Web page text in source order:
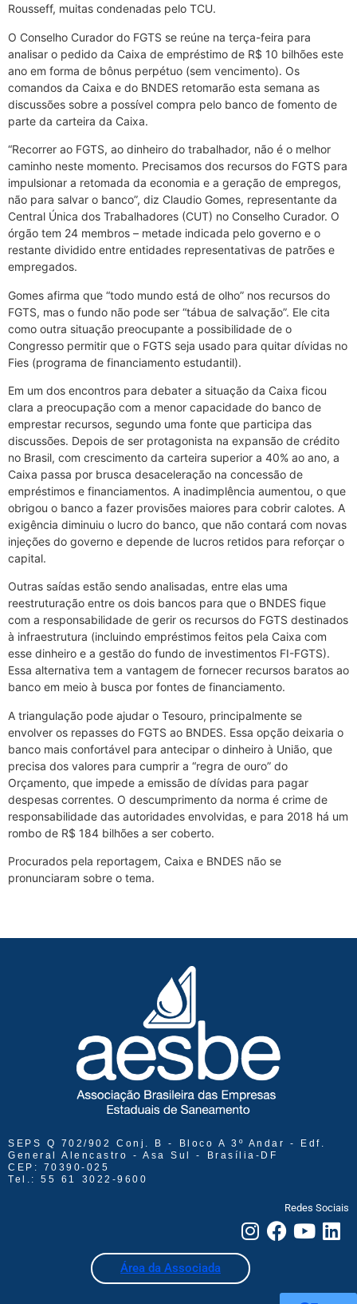
Rousseff, muitas condenadas pelo TCU.
O Conselho Curador do FGTS se reúne na terça-feira para
analisar o pedido da Caixa de empréstimo de R$ 10 bilhões este
ano em forma de bônus perpétuo (sem vencimento). Os
comandos da Caixa e do BNDES retomarão esta semana as
discussões sobre a possível compra pelo banco de fomento de
parte da carteira da Caixa.
“Recorrer ao FGTS, ao dinheiro do trabalhador, não é o melhor
caminho neste momento. Precisamos dos recursos do FGTS para
impulsionar a retomada da economia e a geração de empregos,
não para salvar o banco”, diz Claudio Gomes, representante da
Central Única dos Trabalhadores (CUT) no Conselho Curador. O
órgão tem 24 membros – metade indicada pelo governo e o
restante dividido entre entidades representativas de patrões e
empregados.
Gomes afirma que “todo mundo está de olho” nos recursos do
FGTS, mas o fundo não pode ser “tábua de salvação”. Ele cita
como outra situação preocupante a possibilidade de o
Congresso permitir que o FGTS seja usado para quitar dívidas no
Fies (programa de financiamento estudantil).
Em um dos encontros para debater a situação da Caixa ficou
clara a preocupação com a menor capacidade do banco de
emprestar recursos, segundo uma fonte que participa das
discussões. Depois de ser protagonista na expansão de crédito
no Brasil, com crescimento da carteira superior a 40% ao ano, a
Caixa passa por brusca desaceleração na concessão de
empréstimos e financiamentos. A inadimplência aumentou, o que
obrigou o banco a fazer provisões maiores para cobrir calotes. A
exigência diminuiu o lucro do banco, que não contará com novas
injeções do governo e depende de lucros retidos para reforçar o
capital.
Outras saídas estão sendo analisadas, entre elas uma
reestruturação entre os dois bancos para que o BNDES fique
com a responsabilidade de gerir os recursos do FGTS destinados
à infraestrutura (incluindo empréstimos feitos pela Caixa com
esse dinheiro e a gestão do fundo de investimentos FI-FGTS).
Essa alternativa tem a vantagem de fornecer recursos baratos ao
banco em meio à busca por fontes de financiamento.
A triangulação pode ajudar o Tesouro, principalmente se
envolver os repasses do FGTS ao BNDES. Essa opção deixaria o
banco mais confortável para antecipar o dinheiro à União, que
precisa dos valores para cumprir a “regra de ouro” do
Orçamento, que impede a emissão de dívidas para pagar
despesas correntes. O descumprimento da norma é crime de
responsabilidade das autoridades envolvidas, e para 2018 há um
rombo de R$ 184 bilhões a ser coberto.
Procurados pela reportagem, Caixa e BNDES não se
pronunciaram sobre o tema.
SEPS Q 702/902 Conj. B - Bloco A 3º Andar - Edf.
General Alencastro - Asa Sul - Brasília-DF
CEP: 70390-025
Tel.: 55 61 3022-9600
Redes Sociais
Área da Associada